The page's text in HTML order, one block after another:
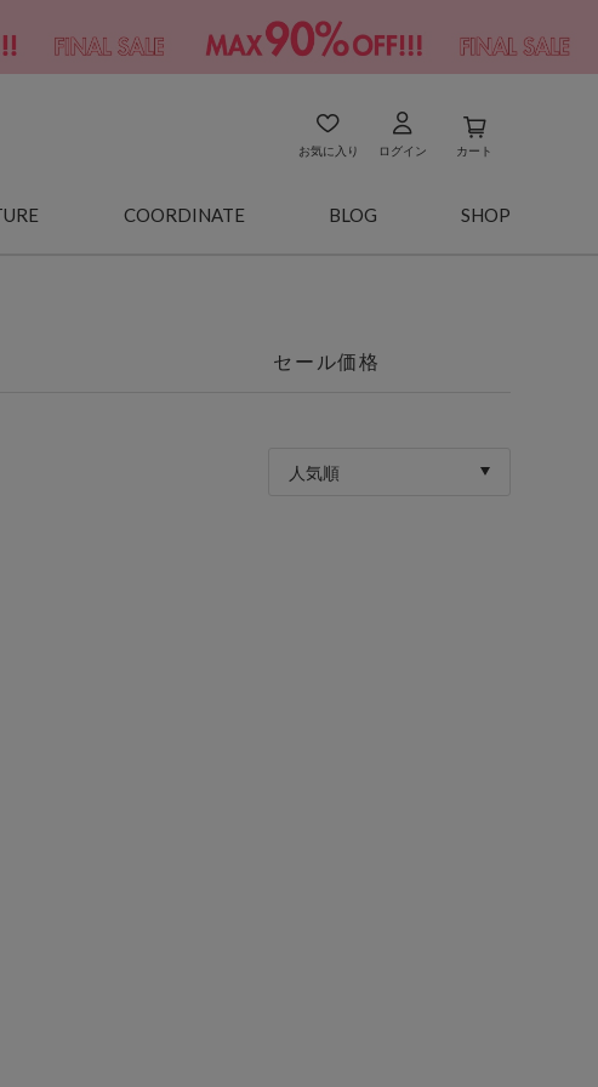
お気に入り ログイン カート
COORDINATE BLOG SHOP
セール価格
人気順